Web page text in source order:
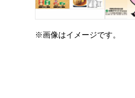
※画像はイメージです。